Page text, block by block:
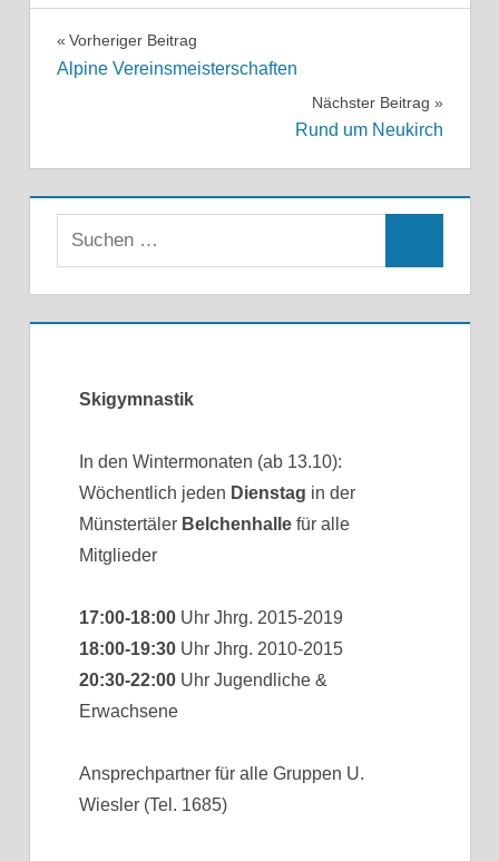
Beitragsnavigation
Vorheriger Beitrag
Alpine Vereinsmeisterschaften
Nächster Beitrag
Rund um Neukirch
Skigymnastik
In den Wintermonaten (ab 13.10):
Wöchentlich jeden Dienstag in der
Münstertäler Belchenhallefür alle
Mitglieder
17:00-18:00Uhr Jhrg. 2015-2019
18:00-19:30Uhr Jhrg. 2010-2015
20:30-22:00Uhr Jugendliche &
Erwachsene
Ansprechpartner für alle Gruppen U.
Wiesler (Tel. 1685)